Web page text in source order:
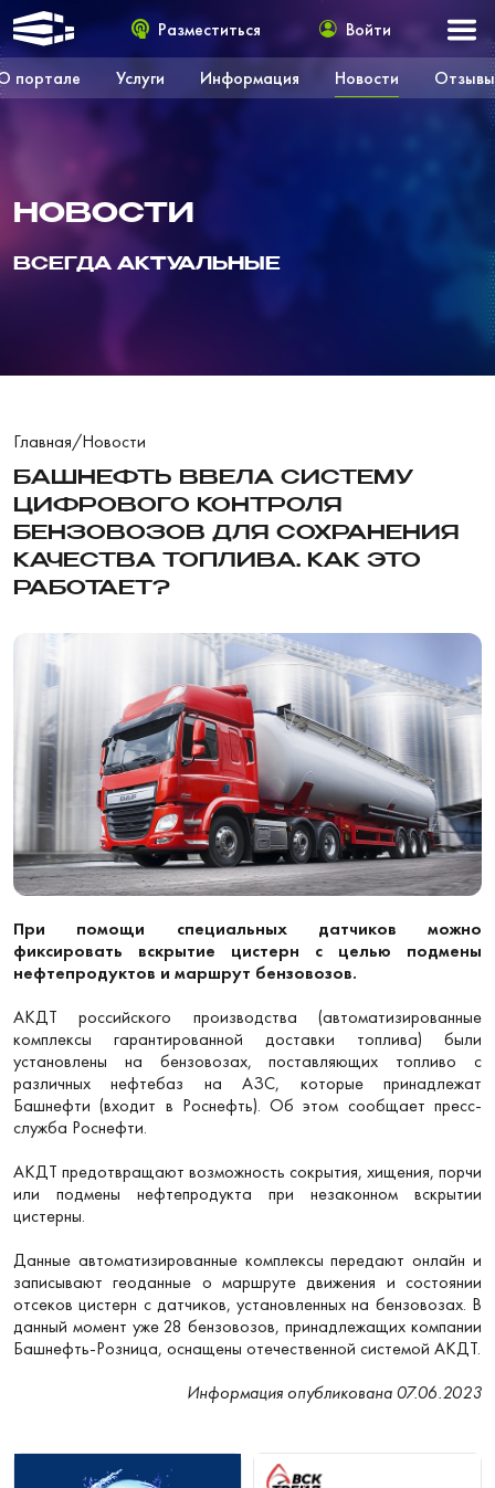
портале Услуги Информация Новости Отзывы
Разместиться Войти
НОВОСТИ
ВСЕГДА АКТУАЛЬНЫЕ
Главная/Новости
БАШНЕФТЬ ВВЕЛА СИСТЕМУ
ЦИФРОВОГО КОНТРОЛЯ
БЕНЗОВОЗОВ ДЛЯ СОХРАНЕНИЯ
КАЧЕСТВА ТОПЛИВА. КАК ЭТО
РАБОТАЕТ?
При помощи специальных датчиков можно
фиксировать вскрытие цистерн с целью подмены
нефтепродуктов и маршрут бензовозов.
АКДТ российского производства (автоматизированные
комплексы гарантированной доставки топлива) были
установлены на бензовозах, поставляющих топливо с
различных нефтебаз на АЗС, которые принадлежат
Башнефти (входит в Роснефть). Об этом сообщает пресс-
служба Роснефти.
АКДТ предотвращают возможность сокрытия, хищения, порчи
или подмены нефтепродукта при незаконном вскрытии
цистерны.
Данные автоматизированные комплексы передают онлайн и
записывают геоданные о маршруте движения и состоянии
отсеков цистерн с датчиков, установленных на бензовозах. В
данный момент уже 28 бензовозов, принадлежащих компании
Башнефть-Розница, оснащены отечественной системой АКДТ.
Информация опубликована 07.06.2023